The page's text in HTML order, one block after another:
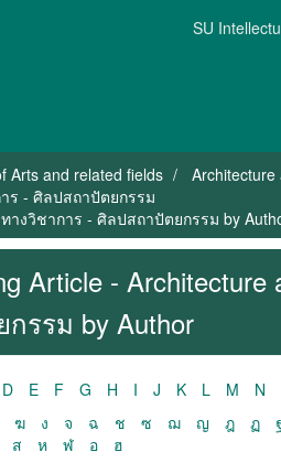
SU
Arts and related fields
Architecture
ร - ศิลปสถาปัตยกรรม
างวิชาการ - ศิลปสถาปัตยกรรม by
Article -
รรม by Author
D E F G H I J K L M N
ฆ ง จ ฉ ช ซ ฌ ญ ฎ ฏ
ส ห ฬ อ ฮ